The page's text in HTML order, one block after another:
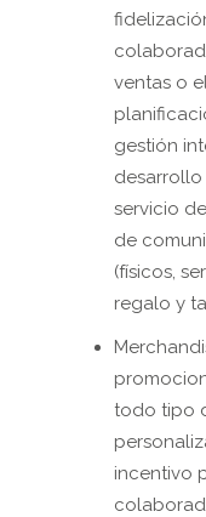
ventas o
gestión
servicio
de
(físicos,
regalo y
todo tipo
incentivo